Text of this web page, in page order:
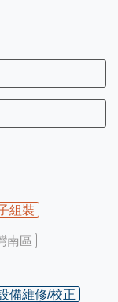
組裝
南區
備維修/校正